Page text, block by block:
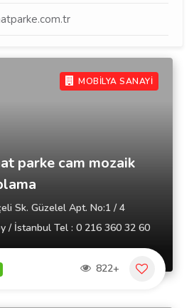
MOBİLYA SANAYİ
parke cam mozaik
Sk. Güzelel Apt. No:1 / 4
/ İstanbul Tel : 0 216 360 32 60
822+